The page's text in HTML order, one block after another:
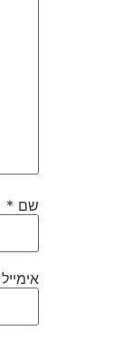
שם *
אימייל